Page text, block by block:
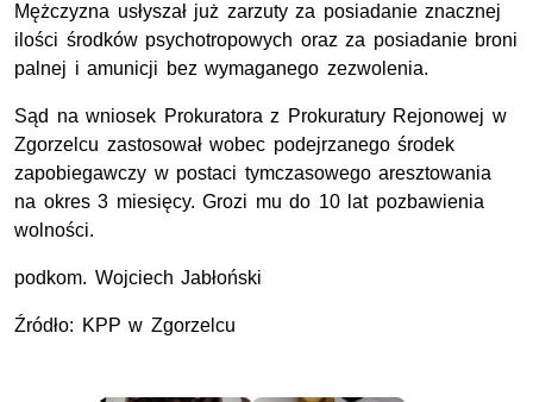
Mężczyzna usłyszał już zarzuty za posiadanie znacznej
ilości środków psychotropowych oraz za posiadanie broni
palnej i amunicji bez wymaganego zezwolenia.
Sąd na wniosek Prokuratora z Prokuratury Rejonowej w
Zgorzelcu zastosował wobec podejrzanego środek
zapobiegawczy w postaci tymczasowego aresztowania
na okres 3 miesięcy. Grozi mu do 10 lat pozbawienia
wolności.
podkom. Wojciech Jabłoński
Źródło: KPP w Zgorzelcu